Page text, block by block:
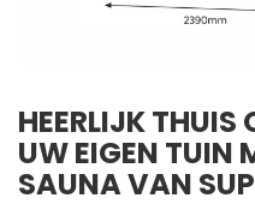
HEERLIJK
UW EIGEN TUIN
SAUNA VAN